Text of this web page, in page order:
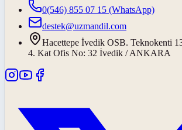
0(546) 855 07 15 (WhatsApp)
destek@uzmandil.com
Hacettepe İvedik OSB. Teknokenti
4. Kat Ofis No: 32 İvedik / ANKARA